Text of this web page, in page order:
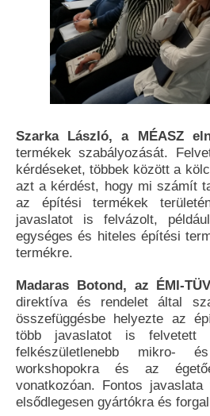
Szarka László, a MÉASZ
termékek szabályozását.
kérdéseket, többek között a
azt a kérdést, hogy mi számít
az építési termékek
javaslatot is felvázolt,
egységes és hiteles építési
termékre.
Madaras Botond, az ÉMI-
direktíva és rendelet által
összefüggésbe helyezte az
több javaslatot is felvetett
felkészületlenebb mikro-
workshopokra és az
vonatkozóan. Fontos
elsődlegesen gyártókra és